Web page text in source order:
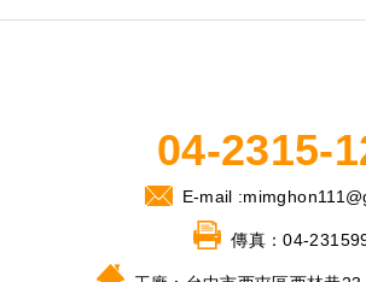
04-2315-
E-mail :
傳真：04-